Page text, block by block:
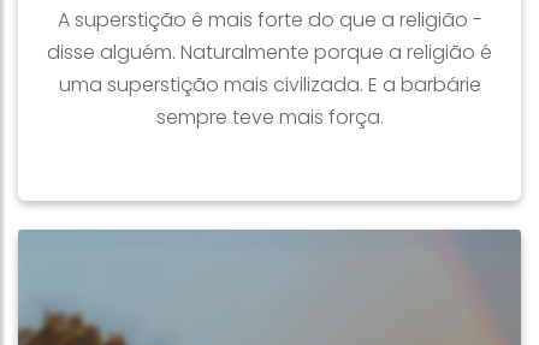
A superstição é mais forte do que a religião -
disse alguém. Naturalmente porque a religião é
uma superstição mais civilizada. E a barbárie
sempre teve mais força.